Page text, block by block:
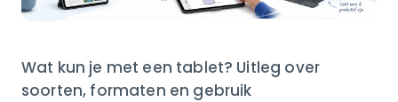
Wat kun je met een tablet? Uitleg over
soorten, formaten en gebruik